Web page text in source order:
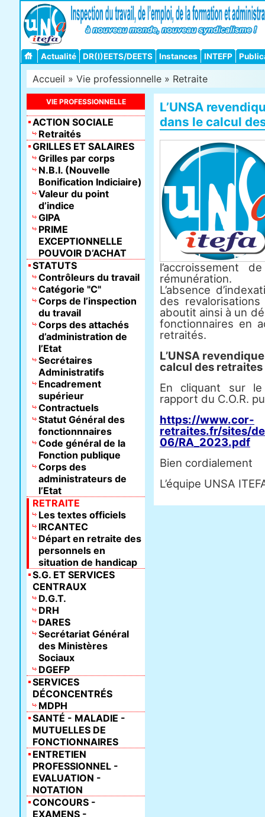
Actualité DR(I)EETS/DEETS Instances INTEFP
Accueil » Vie professionnelle » Retraite
L’UNSA
dans le calcul
l’accroissement
rémunération.
L’absence
des
aboutit ainsi à un
fonctionnaires en
retraités.
L’UNSA
calcul des
En cliquant sur
rapport du C.O.R.
https://www.cor-
retraites.fr/sites/
06/RA_2023.pdf
Bien cordialement
L’équipe UNSA
VIE PROFESSIONNELLE
ACTION SOCIALE
Retraités
GRILLES ET SALAIRES
Grilles par corps
N.B.I. (Nouvelle
Bonification Indiciaire)
Valeur du point
d’indice
GIPA
PRIME
EXCEPTIONNELLE
POUVOIR D’ACHAT
STATUTS
Contrôleurs du travail
Catégorie "C"
Corps de l’inspection
du travail
Corps des attachés
d’administration de
l’Etat
Secrétaires
Administratifs
Encadrement
supérieur
Contractuels
Statut Général des
fonctionnnaires
Code général de la
Fonction publique
Corps des
administrateurs de
l’Etat
RETRAITE
Les textes officiels
IRCANTEC
Départ en retraite des
personnels en
situation de handicap
S.G. ET SERVICES
CENTRAUX
D.G.T.
DRH
DARES
Secrétariat Général
des Ministères
Sociaux
DGEFP
SERVICES
DÉCONCENTRÉS
MDPH
SANTÉ - MALADIE -
MUTUELLES DE
FONCTIONNAIRES
ENTRETIEN
PROFESSIONNEL -
EVALUATION -
NOTATION
CONCOURS -
EXAMENS -